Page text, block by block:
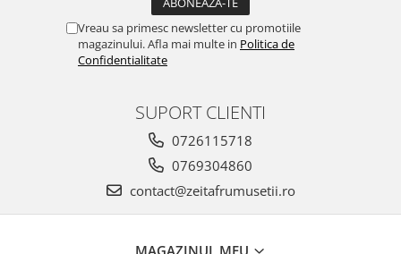
Vreau sa primesc newsletter cu promotiile
magazinului. Afla mai multe in Politica de
Confidentialitate
SUPORT CLIENTI
0726115718
0769304860
contact@zeitafrumusetii.ro
MAGAZINUL MEU